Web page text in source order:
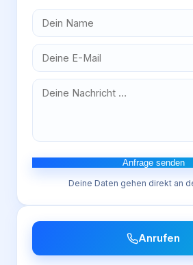
Anfrage senden
Deine Daten gehen direkt an
Anrufen